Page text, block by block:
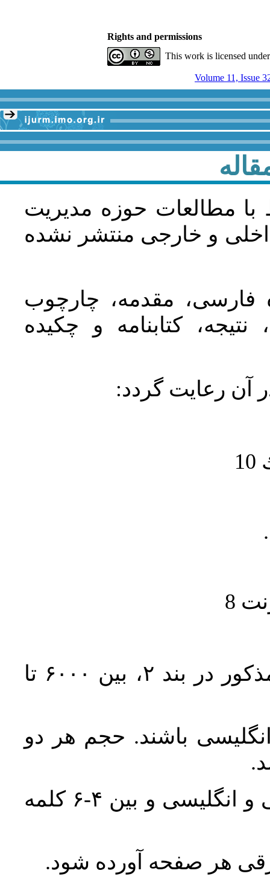
Rights and permissions
This work is licensed
Volume 11, Issue
با مطالعات حوزه مديريت
و خارجی منتشر نشده
فارسی، مقدمه، چارچوب
کتابنامه و چکیده
آن رعايت گردد:
حجم کل مقاله با احتساب تمام بخش‌های مذکور در بند ۲، بین ۶۰۰۰ تا
باشند. حجم هر دو
واژگان کلیدی بلافاصله پس از چکیده فارسی و انگلیسی و بین ۴-۶ کلمه
هر صفحه آورده شود.